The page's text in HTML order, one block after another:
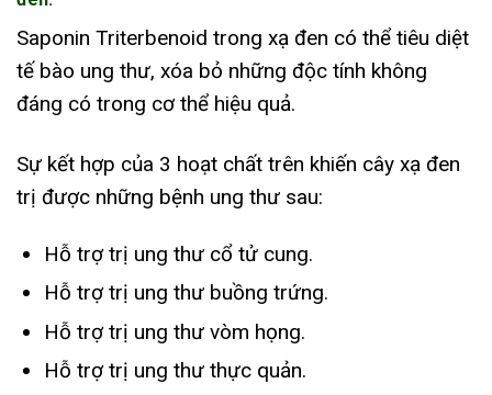
Saponin Triterbenoid trong xạ đen có thể tiêu diệt
tế bào ung thư, xóa bỏ những độc tính không
đáng có trong cơ thể hiệu quả.
Sự kết hợp của 3 hoạt chất trên khiến cây xạ đen
trị được những bệnh ung thư sau:
Hỗ trợ trị ung thư cổ tử cung.
Hỗ trợ trị ung thư buồng trứng.
Hỗ trợ trị ung thư vòm họng.
Hỗ trợ trị ung thư thực quản.